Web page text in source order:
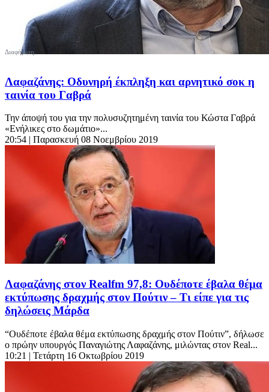
Λαφαζάνης: Οδυνηρή έκπληξη και αρνητικό σοκ η
ταινία του Γαβρά
Την άποψή του για την πολυσυζητημένη ταινία του Κώστα Γαβρά
«Ενήλικες στο δωμάτιο»...
20:54 | Παρασκευή 08 Νοεμβρίου 2019
Λαφαζάνης στον Realfm 97,8: Ουδέποτε έβαλα θέμα
εκτύπωσης δραχμής στον Πούτιν – Τι είπε για τις
δηλώσεις Μάρδα
“Ουδέποτε έβαλα θέμα εκτύπωσης δραχμής στον Πούτιν”, δήλωσε
ο πρώην υπουργός Παναγιώτης Λαφαζάνης, μιλώντας στον Real...
10:21 | Τετάρτη 16 Οκτωβρίου 2019